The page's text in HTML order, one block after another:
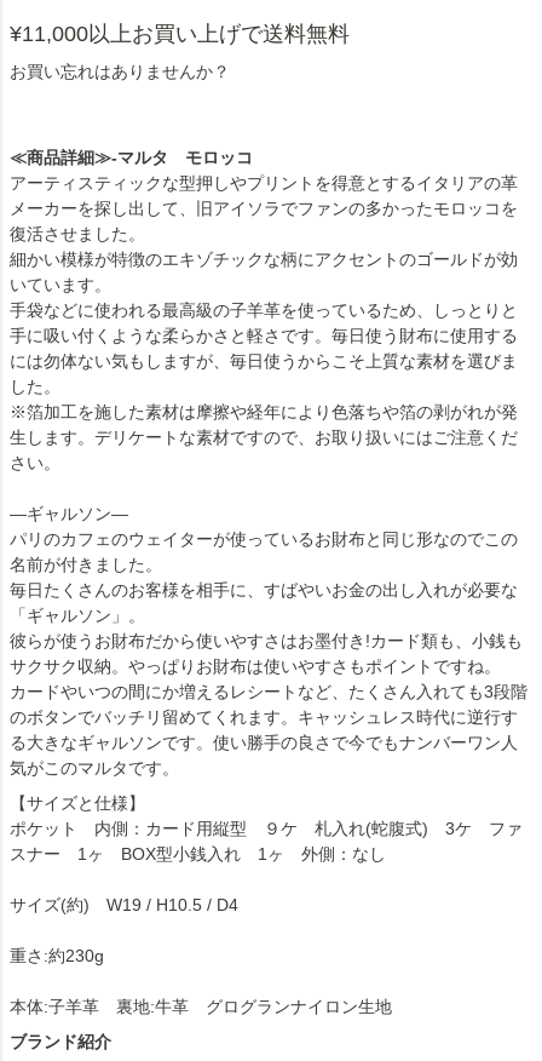
¥11,000以上お買い上げで送料無料
お買い忘れはありませんか？
≪商品詳細≫-マルタ モロッコ
アーティスティックな型押しやプリントを得意とするイタリアの革
メーカーを探し出して、旧アイソラでファンの多かったモロッコを
復活させました。
細かい模様が特徴のエキゾチックな柄にアクセントのゴールドが効
いています。
手袋などに使われる最高級の子羊革を使っているため、しっとりと
手に吸い付くような柔らかさと軽さです。毎日使う財布に使用する
には勿体ない気もしますが、毎日使うからこそ上質な素材を選びま
した。
※箔加工を施した素材は摩擦や経年により色落ちや箔の剥がれが発
生します。デリケートな素材ですので、お取り扱いにはご注意くだ
さい。
―ギャルソン―
パリのカフェのウェイターが使っているお財布と同じ形なのでこの
名前が付きました。
毎日たくさんのお客様を相手に、すばやいお金の出し入れが必要な
「ギャルソン」。
彼らが使うお財布だから使いやすさはお墨付き!カード類も、小銭も
サクサク収納。やっぱりお財布は使いやすさもポイントですね。
カードやいつの間にか増えるレシートなど、たくさん入れても3段階
のボタンでバッチリ留めてくれます。キャッシュレス時代に逆行す
る大きなギャルソンです。使い勝手の良さで今でもナンバーワン人
気がこのマルタです。
【サイズと仕様】
ポケット 内側：カード用縦型 ９ケ 札入れ(蛇腹式) 3ケ ファ
スナー 1ヶ BOX型小銭入れ 1ヶ 外側：なし
サイズ(約) W19 / H10.5 / D4
重さ:約230g
本体:子羊革 裏地:牛革 グログランナイロン生地
ブランド紹介